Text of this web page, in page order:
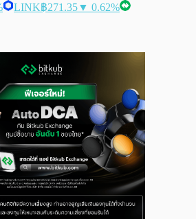
LINK฿271.35▼ 0.62%